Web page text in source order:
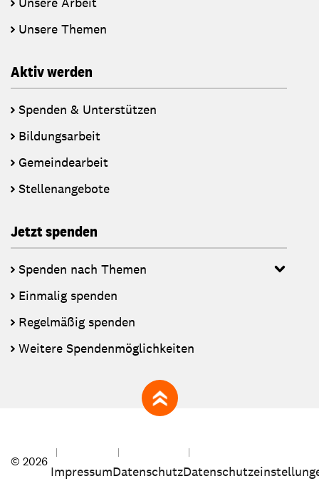
Unsere Themen
Aktiv werden
Spenden & Unterstützen
Bildungsarbeit
Gemeindearbeit
Stellenangebote
Jetzt spenden
Spenden nach Themen
Einmalig spenden
Regelmäßig spenden
Weitere Spendenmöglichkeiten
zum Seitenanfang
© 2026
ImpressumDatenschutz